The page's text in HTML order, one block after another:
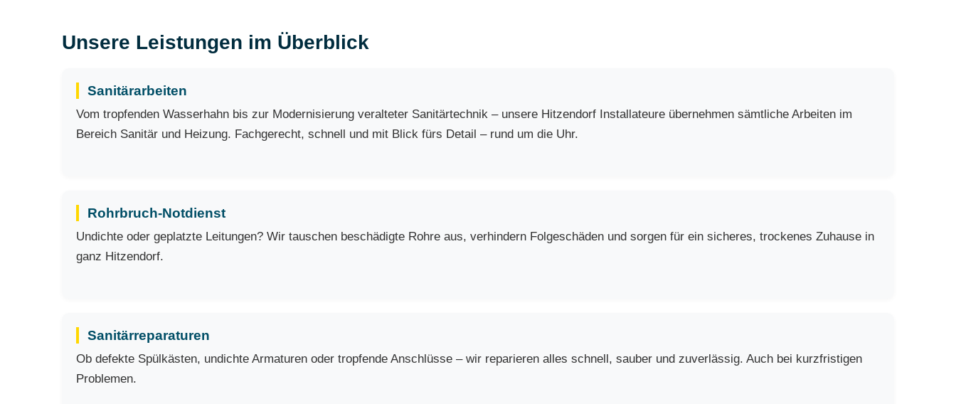
Unsere Leistungen im Überblick
Sanitärarbeiten
Vom tropfenden Wasserhahn bis zur Modernisierung veralteter Sanitärtechnik – unsere Hitzendorf Installateure übernehmen sämtliche Arbeiten im
Bereich Sanitär und Heizung. Fachgerecht, schnell und mit Blick fürs Detail – rund um die Uhr.
Rohrbruch-Notdienst
Undichte oder geplatzte Leitungen? Wir tauschen beschädigte Rohre aus, verhindern Folgeschäden und sorgen für ein sicheres, trockenes Zuhause in
ganz Hitzendorf.
Sanitärreparaturen
Ob defekte Spülkästen, undichte Armaturen oder tropfende Anschlüsse – wir reparieren alles schnell, sauber und zuverlässig. Auch bei kurzfristigen
Problemen.